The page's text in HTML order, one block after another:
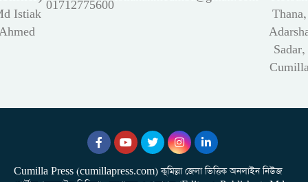
Istiak
01712775600
Thana,
Sadar,
Cumilla Press (cumillapress.com) কুমিল্লা জেলা ভিত্তিক অনলাইন নিউজ